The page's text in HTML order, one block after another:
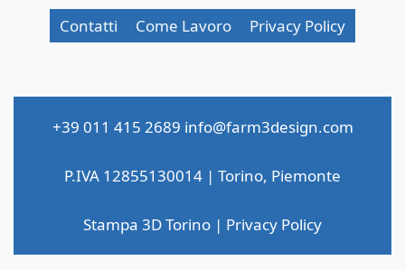
Contatti Come Lavoro Privacy Policy
+39 011 415 2689 info@farm3design.com
P.IVA 12855130014 | Torino, Piemonte
Stampa 3D Torino | Privacy Policy